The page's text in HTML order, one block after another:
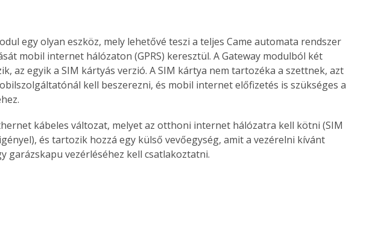
egy olyan eszköz, mely lehetővé teszi a teljes Came automata rendszer
mobil internet hálózaton (GPRS) keresztül. A Gateway modulból két
az egyik a SIM kártyás verzió. A SIM kártya nem tartozéka a szettnek, azt
kell beszerezni, és mobil internet előfizetés is szükséges a
kábeles változat, melyet az otthoni internet hálózatra kell kötni (SIM
és tartozik hozzá egy külső vevőegység, amit a vezérelni kívánt
garázskapu vezérléséhez kell csatlakoztatni.